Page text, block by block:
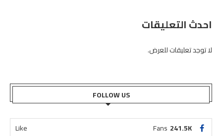
احدث التعليقات
لا توجد تعليقات للعرض.
FOLLOW US
241.5K
Fans
Like